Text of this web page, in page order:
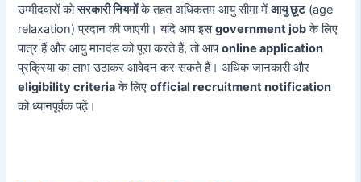
उम्मीदवारों कोसरकारी नियमोंके तहत अधिकतम आयु सीमा मेंआयु छूट(age
relaxation) प्रदान की जाएगी। यदि आप इसgovernment jobके लिए
पात्र हैं और आयु मानदंड को पूरा करते हैं, तो आपonline application
प्रक्रिया का लाभ उठाकर आवेदन कर सकते हैं। अधिक जानकारी और
eligibility criteriaके लिएofficial recruitment notification
को ध्यानपूर्वक पढ़ें।